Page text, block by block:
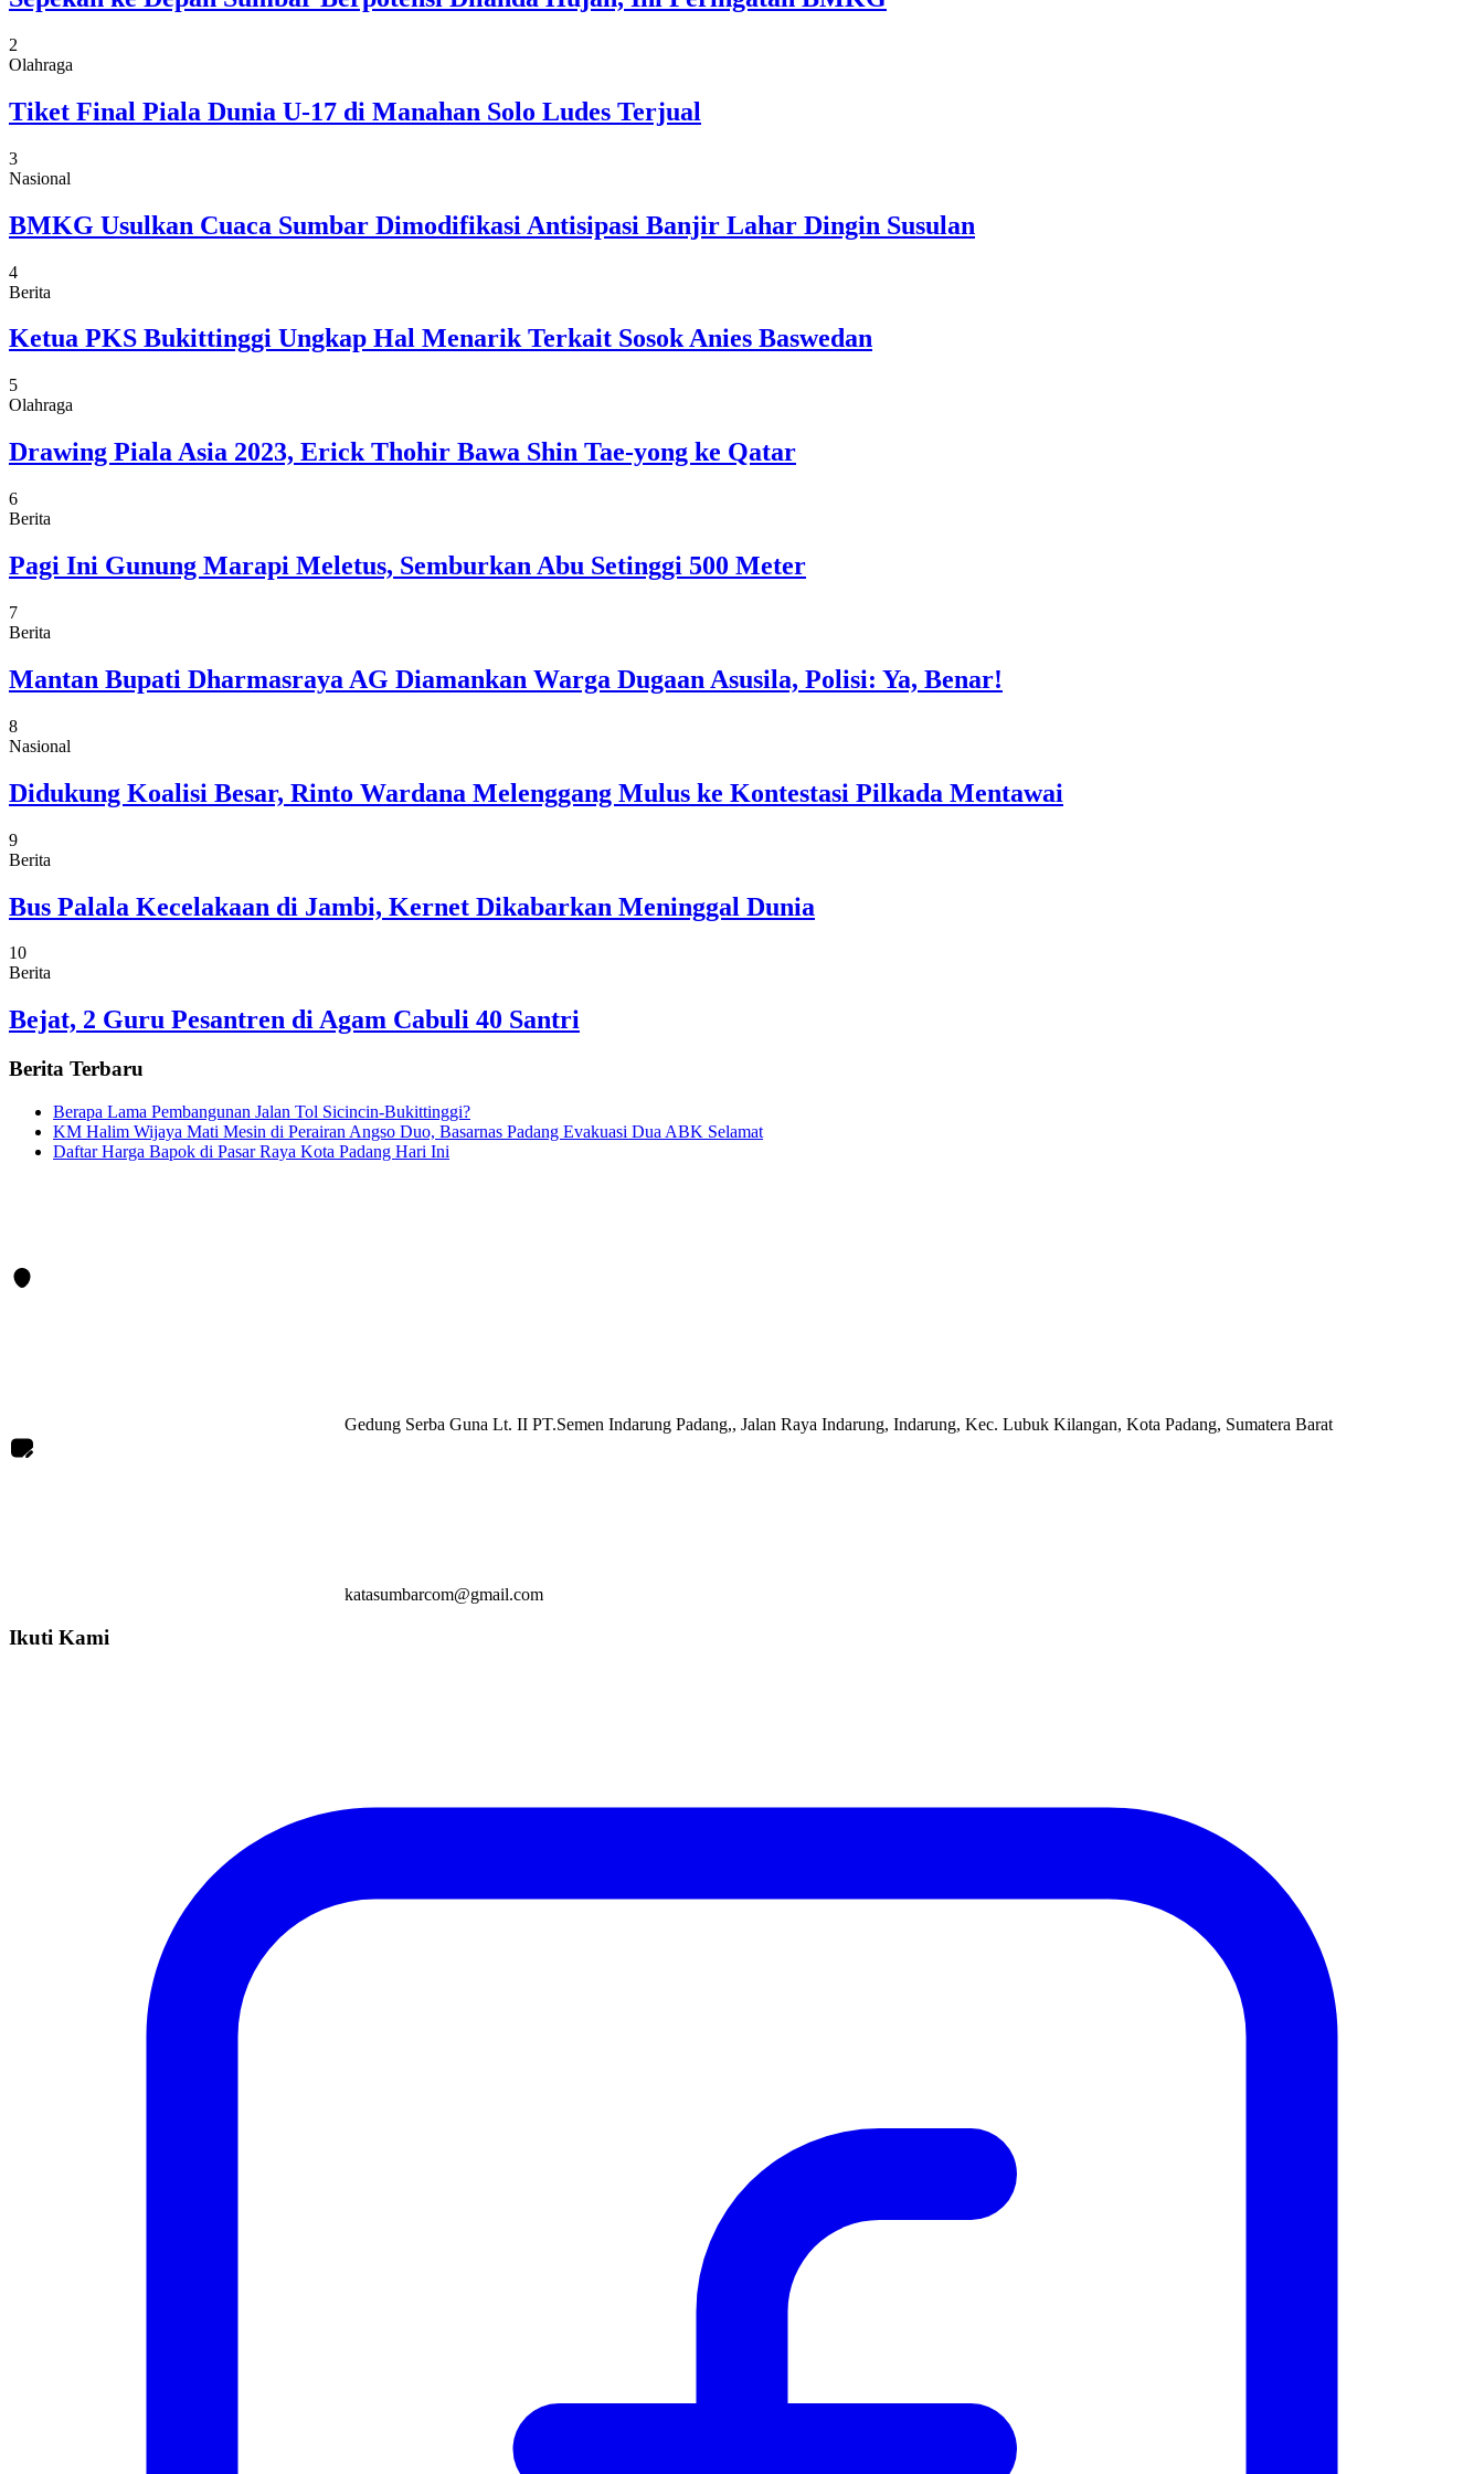
2
Olahraga
Tiket Final Piala Dunia U-17 di Manahan Solo Ludes Terjual
3
Nasional
BMKG Usulkan Cuaca Sumbar Dimodifikasi Antisipasi Banjir Lahar Dingin Susulan
4
Berita
Ketua PKS Bukittinggi Ungkap Hal Menarik Terkait Sosok Anies Baswedan
5
Olahraga
Drawing Piala Asia 2023, Erick Thohir Bawa Shin Tae-yong ke Qatar
6
Berita
Pagi Ini Gunung Marapi Meletus, Semburkan Abu Setinggi 500 Meter
7
Berita
Mantan Bupati Dharmasraya AG Diamankan Warga Dugaan Asusila, Polisi: Ya, Benar!
8
Nasional
Didukung Koalisi Besar, Rinto Wardana Melenggang Mulus ke Kontestasi Pilkada Mentawai
9
Berita
Bus Palala Kecelakaan di Jambi, Kernet Dikabarkan Meninggal Dunia
10
Berita
Bejat, 2 Guru Pesantren di Agam Cabuli 40 Santri
Berita Terbaru
Berapa Lama Pembangunan Jalan Tol Sicincin-Bukittinggi?
KM Halim Wijaya Mati Mesin di Perairan Angso Duo, Basarnas Padang Evakuasi Dua ABK Selamat
Daftar Harga Bapok di Pasar Raya Kota Padang Hari Ini
Gedung Serba Guna Lt. II PT.Semen Indarung Padang,, Jalan Raya Indarung, Indarung, Kec. Lubuk Kilangan, Kota Padang, Sumatera Barat
katasumbarcom@gmail.com
Ikuti Kami